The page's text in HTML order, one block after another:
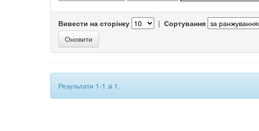
Вивести на сторінку | Сортування
Результати 1-1 зі 1.